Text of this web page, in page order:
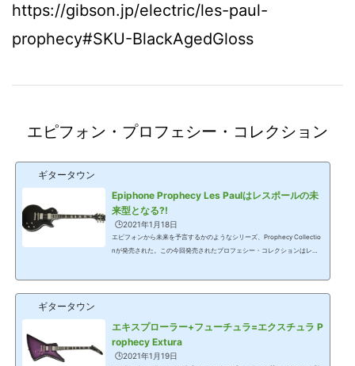
https://gibson.jp/electric/les-paul-
prophecy#SKU-BlackAgedGloss
エピフォン・プロフェシー・コレクション
ギタータウン
Epiphone Prophecy Les Paulはレスポールの未
来型となる?!
🕒️2021年1月18日
エピフォンから未来を予言するかのようなシリーズ、Prophecy Collectio
nが発売された。この今回発売されたプロフェシー・コレクションはレス
のレスポールを踏襲するボディ・シェイプ...
ギタータウン
エキスプローラー+フューチュラ=エクスチュラ P
rophecy Extura
🕒️2021年1月19日